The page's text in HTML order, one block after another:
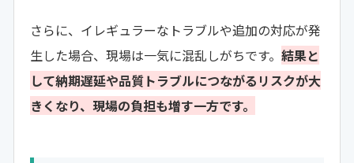
さらに、イレギュラーなトラブルや追加の対応が発
生した場合、現場は一気に混乱しがちです。 結果と
して納期遅延や品質トラブルにつながるリスクが大
きくなり、現場の負担も増す一方です。